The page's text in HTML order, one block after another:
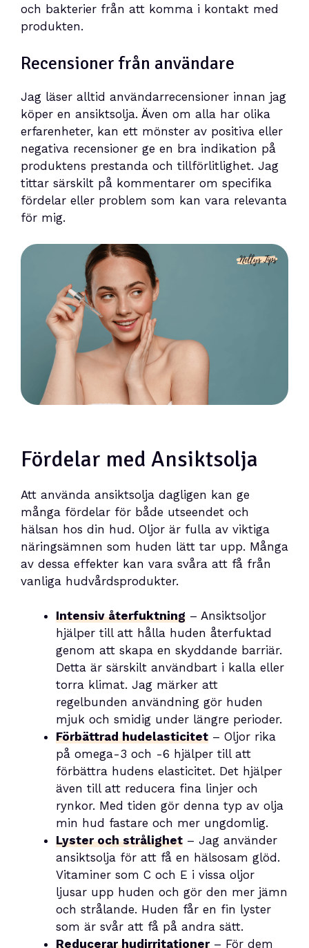
och bakterier från att komma i kontakt med
produkten.
Recensioner från användare
Jag läser alltid användarrecensioner innan jag
köper en ansiktsolja. Även om alla har olika
erfarenheter, kan ett mönster av positiva eller
negativa recensioner ge en bra indikation på
produktens prestanda och tillförlitlighet. Jag
tittar särskilt på kommentarer om specifika
fördelar eller problem som kan vara relevanta
för mig.
Fördelar med Ansiktsolja
Att använda ansiktsolja dagligen kan ge
många fördelar för både utseendet och
hälsan hos din hud. Oljor är fulla av viktiga
näringsämnen som huden lätt tar upp. Många
av dessa effekter kan vara svåra att få från
vanliga hudvårdsprodukter.
Intensiv återfuktning – Ansiktsoljor
hjälper till att hålla huden återfuktad
genom att skapa en skyddande barriär.
Detta är särskilt användbart i kalla eller
torra klimat. Jag märker att
regelbunden användning gör huden
mjuk och smidig under längre perioder.
Förbättrad hudelasticitet – Oljor rika
på omega-3 och -6 hjälper till att
förbättra hudens elasticitet. Det hjälper
även till att reducera fina linjer och
rynkor. Med tiden gör denna typ av olja
min hud fastare och mer ungdomlig.
Lyster och strålighet – Jag använder
ansiktsolja för att få en hälsosam glöd.
Vitaminer som C och E i vissa oljor
ljusar upp huden och gör den mer jämn
och strålande. Huden får en fin lyster
som är svår att få på andra sätt.
Reducerar hudirritationer– För dem